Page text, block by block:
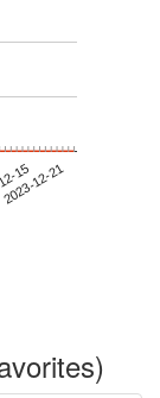
15
2023-12-21